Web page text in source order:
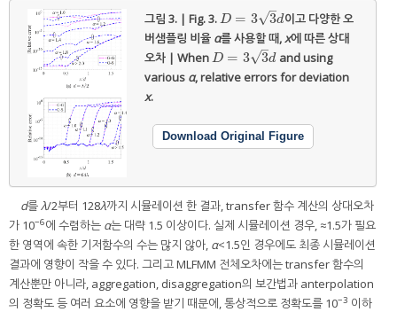
그림 3. | Fig. 3.D = 3 3
–
√ d
D= 33 d
이고 다양한 오
버샘플링 비율 α를 사용할 때, x에 따른 상대
오차 | WhenD = 3 3
–
√ d
D= 33 d
and using
various α, relative errors for deviation
x.
Download Original Figure
d를λ/2부터 128λ까지 시뮬레이션 한 결과, transfer 함수 계산의 상대오차
가 10−6에 수렴하는 α는 대략 1.5 이상이다. 실제 시뮬레이션 경우, ≈1.5가 필요
한 영역에 속한 기저함수의 수는 많지 않아, α<1.5인 경우에도 최종 시뮬레이션
결과에 영향이 작을 수 있다. 그리고 MLFMM 전체오차에는 transfer 함수의
계산뿐만 아니라, aggregation, disaggregation의 보간법과 anterpolation
의 정확도 등 여러 요소에 영향을 받기 때문에, 통상적으로 정확도를 10−3 이하